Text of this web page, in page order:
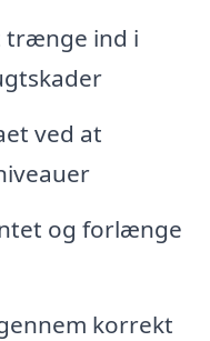
trænge ind i
ved at
og forlænge
korrekt